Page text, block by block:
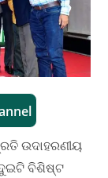
ଉଦାହରଣୀୟ
ବିଶିଷ୍ଟ